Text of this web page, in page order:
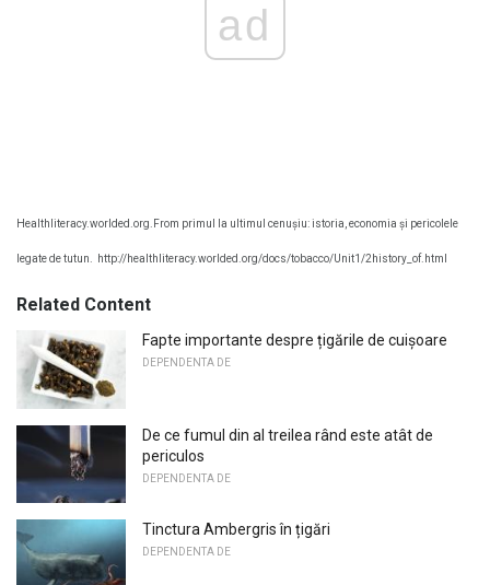
ad
Healthliteracy.worlded.org.From primul la ultimul cenușiu: istoria, economia și pericolele
legate de tutun. http://healthliteracy.worlded.org/docs/tobacco/Unit1/2history_of.html
Related Content
Fapte importante despre țigările de cuișoare
DEPENDENTA DE
De ce fumul din al treilea rând este atât de
periculos
DEPENDENTA DE
Tinctura Ambergris în țigări
DEPENDENTA DE